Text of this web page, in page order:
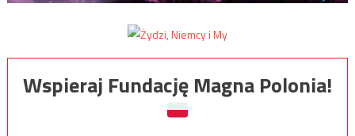
Wspieraj Fundację Magna Polonia!